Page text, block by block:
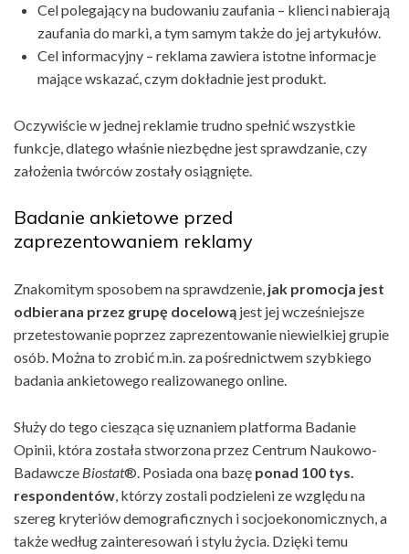
Cel polegający na budowaniu zaufania – klienci nabierają
zaufania do marki, a tym samym także do jej artykułów.
Cel informacyjny – reklama zawiera istotne informacje
mające wskazać, czym dokładnie jest produkt.
Oczywiście w jednej reklamie trudno spełnić wszystkie
funkcje, dlatego właśnie niezbędne jest sprawdzanie, czy
założenia twórców zostały osiągnięte.
Badanie ankietowe przed
zaprezentowaniem reklamy
Znakomitym sposobem na sprawdzenie, jak promocja jest
odbierana przez grupę docelową jest jej wcześniejsze
przetestowanie poprzez zaprezentowanie niewielkiej grupie
osób. Można to zrobić m.in. za pośrednictwem szybkiego
badania ankietowego realizowanego online.
Służy do tego ciesząca się uznaniem platforma Badanie
Opinii, która została stworzona przez Centrum Naukowo-
Badawcze Biostat®. Posiada ona bazę ponad 100 tys.
respondentów, którzy zostali podzieleni ze względu na
szereg kryteriów demograficznych i socjoekonomicznych, a
także według zainteresowań i stylu życia. Dzięki temu